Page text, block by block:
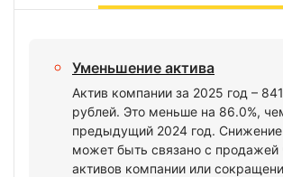
Уменьшение актива
Актив компании за 2025 год –
рублей. Это меньше на 86.0%,
предыдущий 2024 год. Снижение
может быть связано с продажей
активов компании или